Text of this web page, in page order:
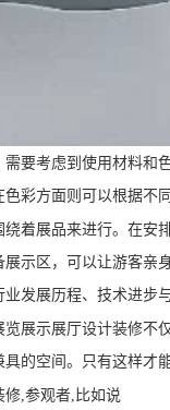
要考虑到使用材料和
彩方面则可以根据不
绕着展品来进行。在安
示区，可以让游客亲
发展历程、技术进步
展示展厅设计装修不
具的空间。只有这样才
修,参观者,比如说